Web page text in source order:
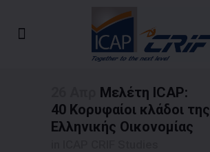
Μελέτη ICAP:
40 Kορυφαίοι κλάδοι της
Ελληνικής Οικονομίας